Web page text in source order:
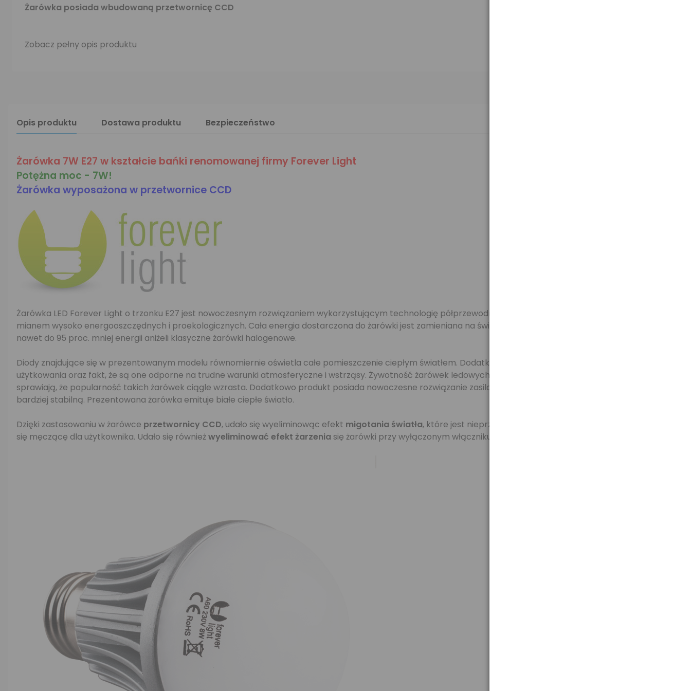
Żarówka posiada wbudowaną przetwornicę CCD
Zobacz pełny opis produktu
Opis produktu Dostawa produktu Bezpieczeństwo
Żarówka 7W E27 w kształcie bańki renomowanej firmy Forever Light
Potężna moc - 7W!
Żarówka wyposażona w przetwornice CCD
Żarówka LED Forever Light o trzonku E27 jest nowoczesnym rozwiązaniem wykorzystującym technologię półprzewodnikowych diod ledowych, które określane są
mianem wysoko energooszczędnych i proekologicznych. Cała energia dostarczona do żarówki jest zamieniana na światło. Żarówki ledowe mogą zatem pobierać
nawet do 95 proc. mniej energii aniżeli klasyczne żarówki halogenowe.
Diody znajdujące się w prezentowanym modelu równomiernie oświetla całe pomieszczenie ciepłym światłem. Dodatkową zaletą żarówek ledowych jest długi czas
użytkowania oraz fakt, że są one odporne na trudne warunki atmosferyczne i wstrząsy. Żywotność żarówek ledowych szacowana jest na 50 000 godzin. Cechy te
sprawiają, że popularność takich żarówek ciągle wzrasta. Dodatkowo produkt posiada nowoczesne rozwiązanie zasilania wewnętrz żarówki, co czynią ją jeszcze
bardziej stabilną. Prezentowana żarówka emituje białe ciepłe światło.
Dzięki zastosowaniu w żarówce przetwornicy CCD, udało się wyeliminowąc efekt migotania światła, które jest nieprzyjemne dla oka oraz w dłuższym okresie staje
się męczącę dla użytkownika. Udało się równieżwyeliminować efekt żarzenia się żarówki przy wyłączonym włączniku światła.